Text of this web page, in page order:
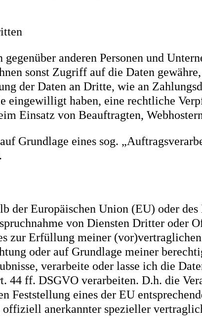
anderen Personen und
sonst Zugriff auf die Daten
der Daten an Dritte, wie an
eingewilligt haben, eine rechtliche
Einsatz von Beauftragten,
Grundlage eines sog.
der Europäischen Union (EU) oder
von Diensten Dritter oder
zur Erfüllung meiner
oder auf Grundlage meiner
verarbeite oder lasse ich die
44 ff. DSGVO verarbeiten. D.h. die
Feststellung eines der EU
anerkannter spezieller